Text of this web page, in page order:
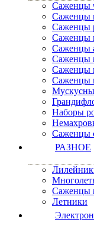
Саженцы
Саженцы
Саженцы
Саженцы
Саженцы
Саженцы
Саженцы
Саженцы
Наборы
Саженцы
РАЗНОЕ
Саженцы
Летники